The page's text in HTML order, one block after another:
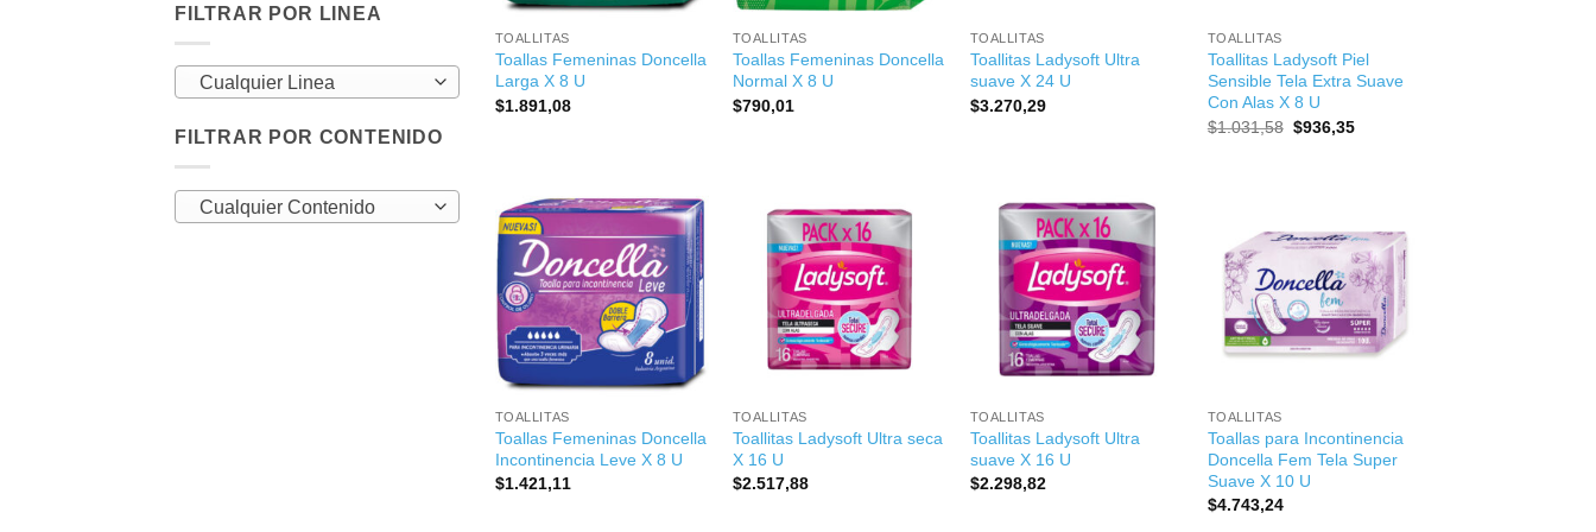
FILTRAR POR LINEA
Cualquier Linea
FILTRAR POR CONTENIDO
Cualquier Contenido
TOALLITAS
Toallas Femeninas Doncella
Larga X 8 U
$1.891,08
TOALLITAS
Toallas Femeninas Doncella
Normal X 8 U
$790,01
TOALLITAS
Toallitas Ladysoft Ultra
suave X 24 U
$3.270,29
TOALLITAS
Toallitas Ladysoft Piel
Sensible Tela Extra Suave
Con Alas X 8 U
$1.031,58 El
$936,35El
TOALLITAS
Toallas Femeninas Doncella
Incontinencia Leve X 8 U
$1.421,11
TOALLITAS
Toallitas Ladysoft Ultra seca
X 16 U
$2.517,88
+
TOALLITAS
Toallitas Ladysoft Ultra
suave X 16 U
$2.298,82
TOALLITAS
Toallas para Incontinencia
Doncella Fem Tela Super
Suave X 10 U
$4.743,24